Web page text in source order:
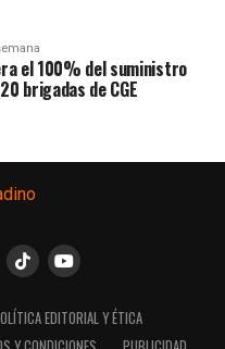
el 100% del suministro
brigadas de CGE
EDITORIAL Y ÉTICA